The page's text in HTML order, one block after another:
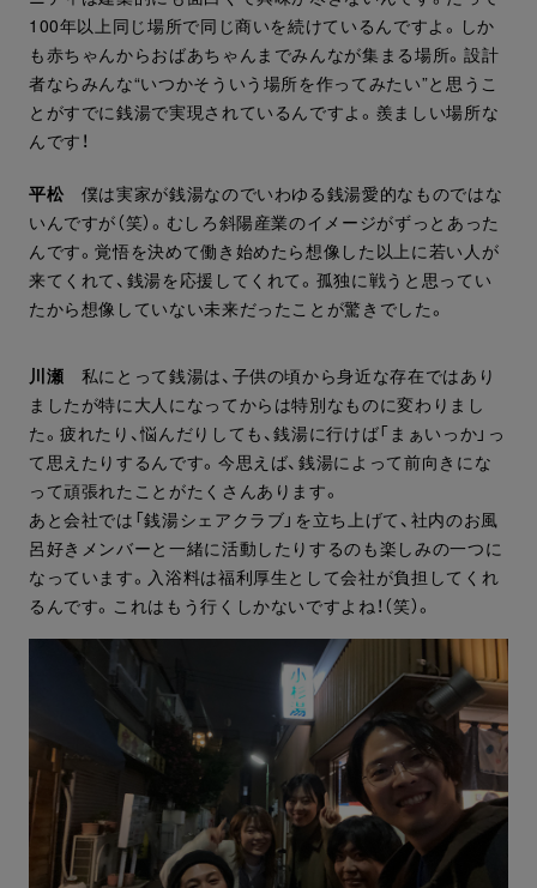
100年以上同じ場所で同じ商いを続けているんですよ。しか
も赤ちゃんからおばあちゃんまでみんなが集まる場所。設計
者ならみんな“いつかそういう場所を作ってみたい”と思うこ
とがすでに銭湯で実現されているんですよ。羨ましい場所な
んです！
平松 僕は実家が銭湯なのでいわゆる銭湯愛的なものではな
いんですが（笑）。むしろ斜陽産業のイメージがずっとあった
んです。覚悟を決めて働き始めたら想像した以上に若い人が
来てくれて、銭湯を応援してくれて。孤独に戦うと思ってい
たから想像していない未来だったことが驚きでした。
川瀬 私にとって銭湯は、子供の頃から身近な存在ではあり
ましたが特に大人になってからは特別なものに変わりまし
た。疲れたり、悩んだりしても、銭湯に行けば「まぁいっか」っ
て思えたりするんです。今思えば、銭湯によって前向きにな
って頑張れたことがたくさんあります。
あと会社では「銭湯シェアクラブ」を立ち上げて、社内のお風
呂好きメンバーと一緒に活動したりするのも楽しみの一つに
なっています。入浴料は福利厚生として会社が負担してくれ
るんです。これはもう行くしかないですよね！（笑）。